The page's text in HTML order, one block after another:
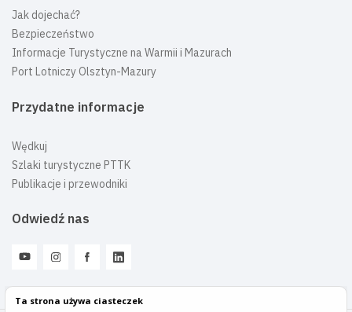
Ta strona używa ciasteczek
Jak dojechać?
Bezpieczeństwo
Informacje Turystyczne na Warmii i Mazurach
Port Lotniczy Olsztyn-Mazury
Przydatne informacje
Wędkuj
Szlaki turystyczne PTTK
Publikacje i przewodniki
Odwiedź nas